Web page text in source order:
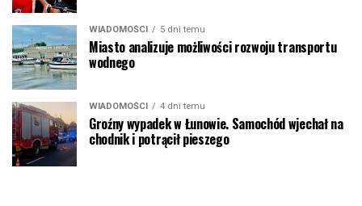
WIADOMOŚCI 5 dni temu
Miasto analizuje możliwości rozwoju transportu
wodnego
WIADOMOŚCI 4 dni temu
Groźny wypadek w Łunowie. Samochód wjechał na
chodnik i potrącił pieszego